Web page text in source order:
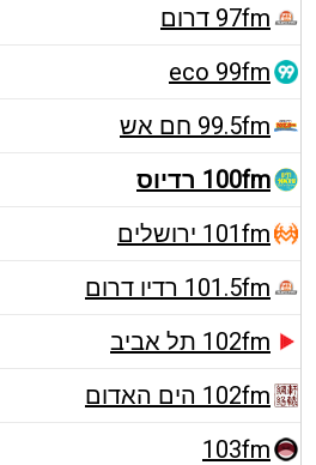
97fm דרום
eco 99fm
99.5fm חם אש
100fm רדיוס
101fm ירושלים
101.5fm רדיו דרום
102fm תל אביב
102fm הים האדום
103fm